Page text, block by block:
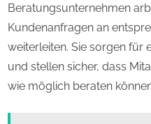
Beratungsunternehmen
Kundenanfragen an
weiterleiten. Sie sorgen für
und stellen sicher, dass
wie möglich beraten